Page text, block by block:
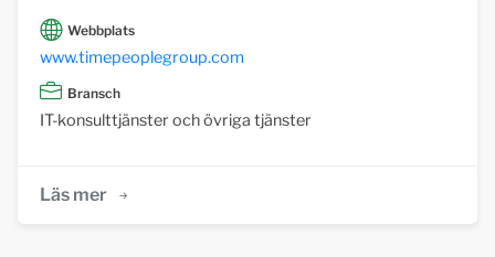
Webbplats
www.timepeoplegroup.com
Bransch
IT-konsulttjänster och övriga tjänster
Läs mer